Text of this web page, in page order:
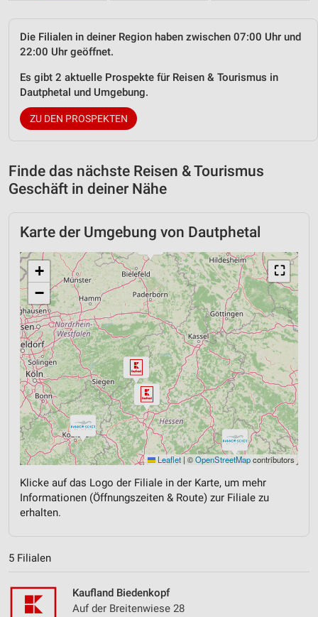
Die Filialen in deiner Region haben zwischen 07:00 Uhr und
22:00 Uhr geöffnet.
Es gibt 2 aktuelle Prospekte für Reisen & Tourismus in
Dautphetal und Umgebung.
ZU DEN PROSPEKTEN
Finde das nächste Reisen & Tourismus
Geschäft in deiner Nähe
Karte der Umgebung von Dautphetal
⛶
+
−
Leaflet | ©OpenStreetMapcontributors
Klicke auf das Logo der Filiale in der Karte, um mehr
Informationen (Öffnungszeiten & Route) zur Filiale zu
erhalten.
5 Filialen
Kaufland Biedenkopf
Auf der Breitenwiese 28